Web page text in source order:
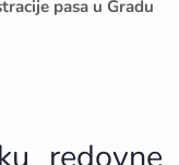
pasa u Gradu